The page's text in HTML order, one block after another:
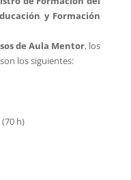
y Formación
de Aula Mentor, los
los siguientes:
h)